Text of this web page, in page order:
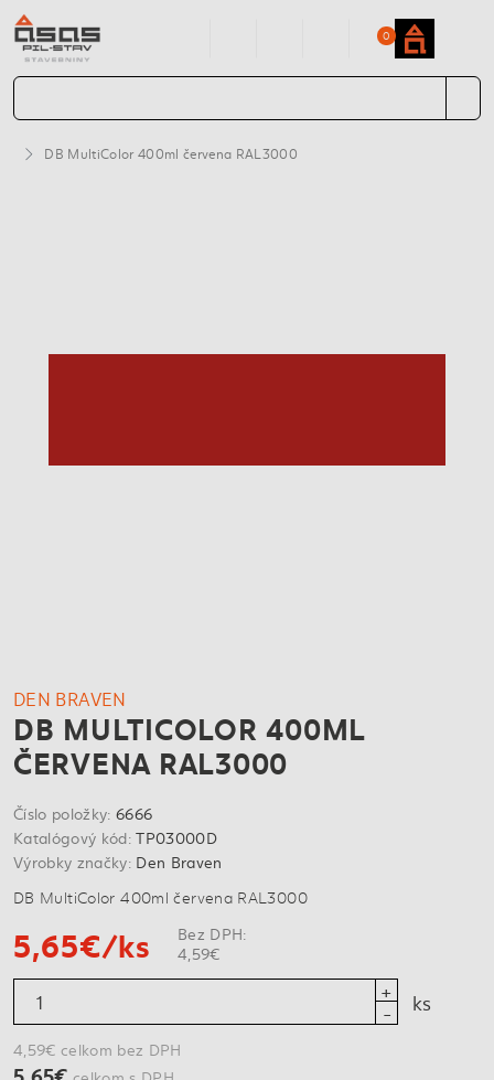
0
DB MultiColor 400ml červena RAL3000
DEN BRAVEN
DB MULTICOLOR 400ML
ČERVENA RAL3000
Číslo položky: 6666
Katalógový kód:TP03000D
Výrobky značky: Den Braven
DB MultiColor 400ml červena RAL3000
5,65€/ks
Bez DPH:
4,59€
ks
4,59€ celkom bez DPH